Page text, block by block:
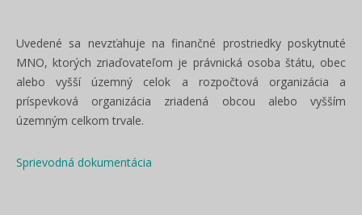
Uvedené sa nevzťahuje na finančné prostriedky poskytnuté
MNO, ktorých zriaďovateľom je právnická osoba štátu, obec
alebo vyšší územný celok a rozpočtová organizácia a
príspevková organizácia zriadená obcou alebo vyšším
územným celkom trvale.
Sprievodná dokumentácia